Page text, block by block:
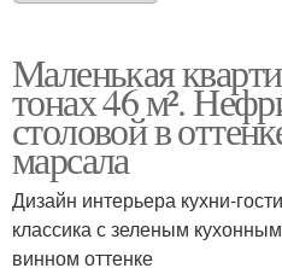
Маленькая
тонах 46 м².
столовой в
марсала
Дизайн интерьера кухни-
классика с зеленым
винном оттенке